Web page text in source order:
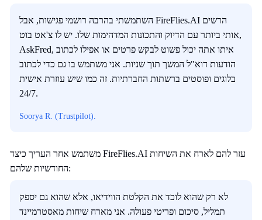
השתמשתי בהרבה רושמי פגישות, אבל FireFlies.AI הרשים
אותי ביותר עם הדיוק והתכונות המדהימות שלו. יש לו צ'אט בוט,
AskFred, איתו אתה יכול פשוט לבקש פרטים או אפילו לכתוב
הודעות דוא"ל המשך תוך שניות. אני משתמש בו גם כדי לכתוב
בלוגים ופוסטים ברשתות החברתיות. זה כמו שיש עוזרת אישית
24/7.
Soorya R. (Trustpilot).
משתמש אחר העריך כיצד FireFlies.AI עזר להם לארח את השיחות
החודשיות שלהם:
לא רק שהוא לוכד את הקלטת הווידיאו, אלא שהוא גם יספק
תמליל, סיכום ופריטי פעולה. אני מארח שיחות מאסטרמיינד